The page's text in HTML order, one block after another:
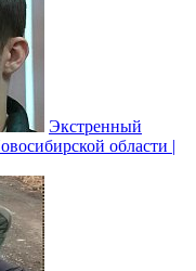
Экстренный
области |